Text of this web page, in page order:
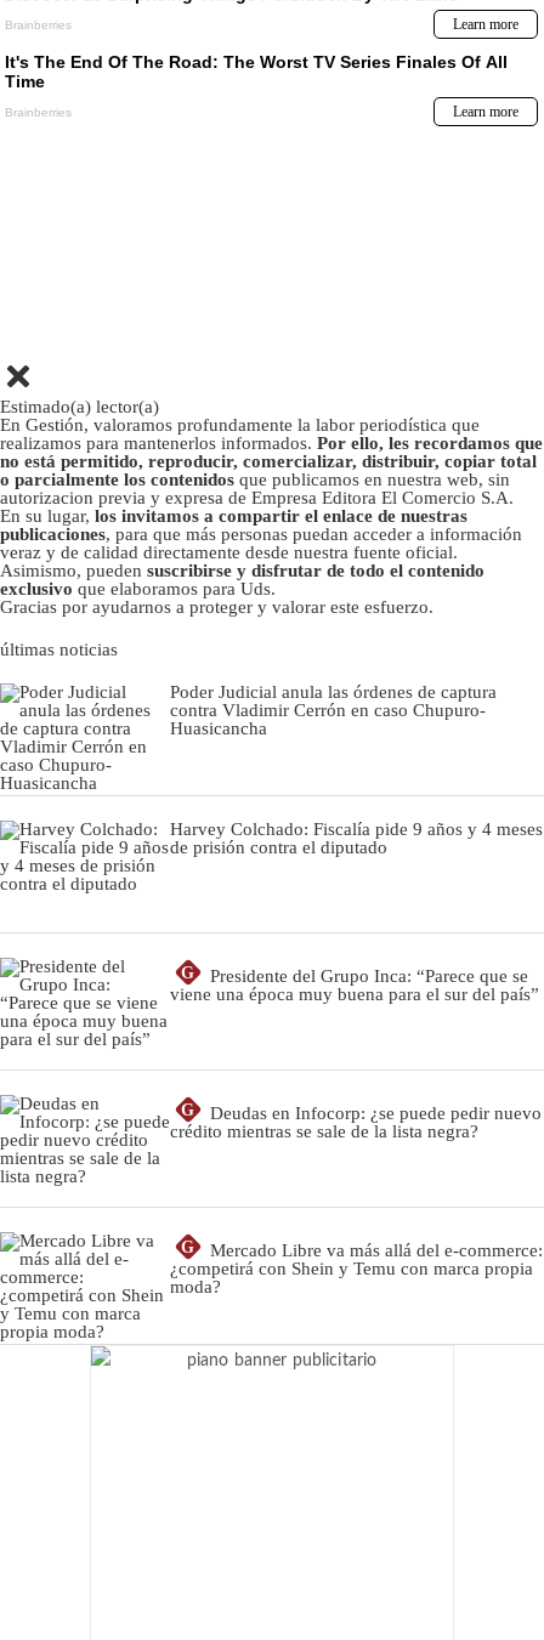
Estimado(a) lector(a)
En Gestión, valoramos profundamente la labor periodística que
realizamos para mantenerlos informados. Por ello, les recordamos que
no está permitido, reproducir, comercializar, distribuir, copiar total
o parcialmente los contenidos que publicamos en nuestra web, sin
autorizacion previa y expresa de Empresa Editora El Comercio S.A.
En su lugar, los invitamos a compartir el enlace de nuestras
publicaciones, para que más personas puedan acceder a información
veraz y de calidad directamente desde nuestra fuente oficial.
Asimismo, pueden suscribirse y disfrutar de todo el contenido
exclusivo que elaboramos para Uds.
Gracias por ayudarnos a proteger y valorar este esfuerzo.
últimas noticias
Poder Judicial anula las órdenes de captura
contra Vladimir Cerrón en caso Chupuro-
Huasicancha
Harvey Colchado: Fiscalía pide 9 años y 4 meses
de prisión contra el diputado
G
Presidente del Grupo Inca: “Parece que se
viene una época muy buena para el sur del país”
G
Deudas en Infocorp: ¿se puede pedir nuevo
crédito mientras se sale de la lista negra?
G
Mercado Libre va más allá del e-commerce:
¿competirá con Shein y Temu con marca propia
moda?